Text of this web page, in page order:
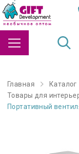
Главная Каталог
Товары для
Портативный